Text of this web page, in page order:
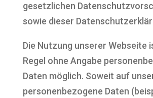
gesetzlichen
sowie dieser
Die Nutzung unserer Webseite
Regel ohne Angabe
Daten möglich. Soweit auf
personenbezogene Daten